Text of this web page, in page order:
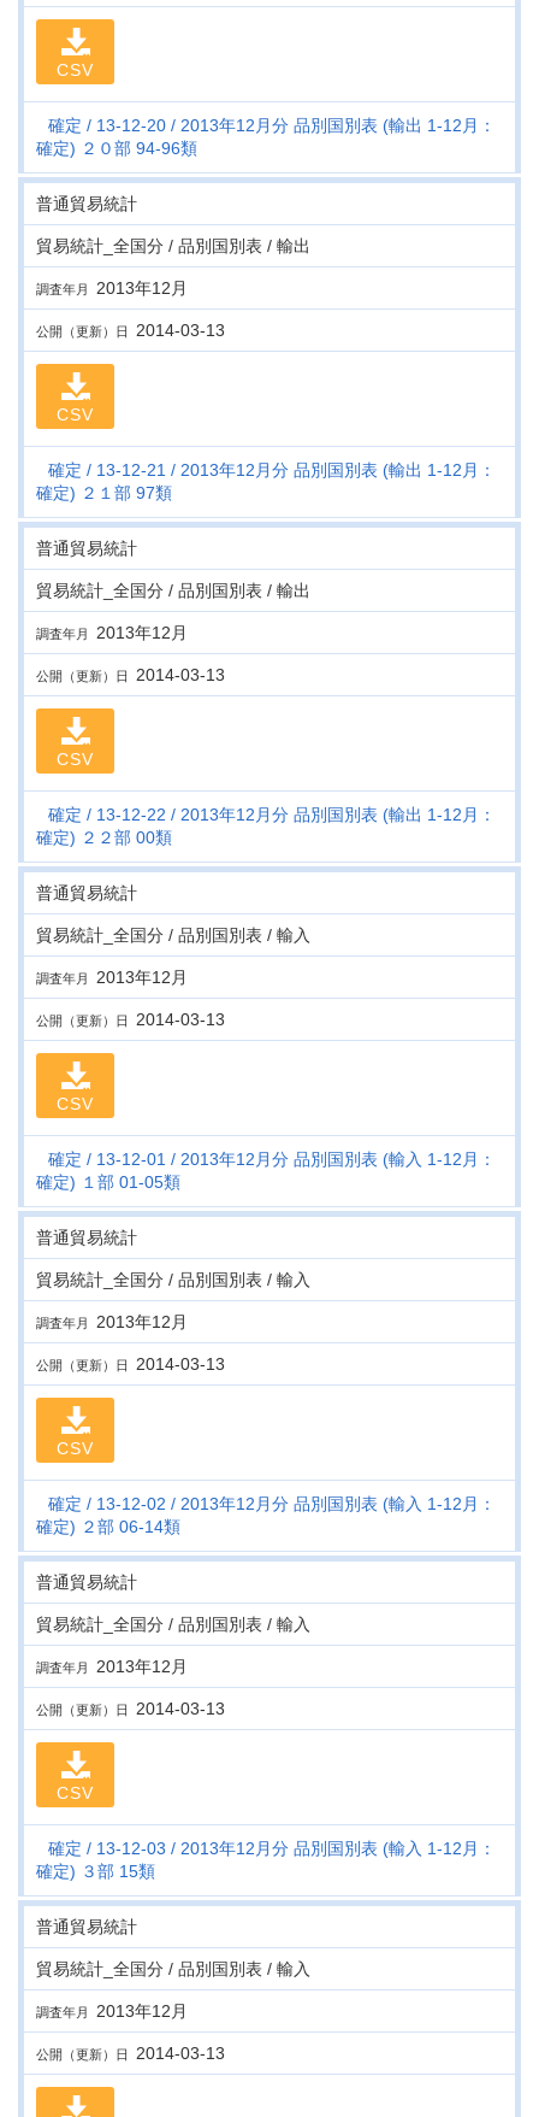
CSV
確定 13-12-20
2013年12月分 品別国別表 (輸出 1-12月：
確定) ２０部 94-96類
普通貿易統計
貿易統計_全国分 / 品別国別表 / 輸出
調査年月 2013年12月
公開（更新）日 2014-03-13
CSV
確定 13-12-21
2013年12月分 品別国別表 (輸出 1-12月：
確定) ２１部 97類
普通貿易統計
貿易統計_全国分 / 品別国別表 / 輸出
調査年月 2013年12月
公開（更新）日 2014-03-13
CSV
確定 13-12-22
2013年12月分 品別国別表 (輸出 1-12月：
確定) ２２部 00類
普通貿易統計
貿易統計_全国分 / 品別国別表 / 輸入
調査年月 2013年12月
公開（更新）日 2014-03-13
CSV
確定 13-12-01
2013年12月分 品別国別表 (輸入 1-12月：
確定) １部 01-05類
普通貿易統計
貿易統計_全国分 / 品別国別表 / 輸入
調査年月 2013年12月
公開（更新）日 2014-03-13
CSV
確定 13-12-02
2013年12月分 品別国別表 (輸入 1-12月：
確定) ２部 06-14類
普通貿易統計
貿易統計_全国分 / 品別国別表 / 輸入
調査年月 2013年12月
公開（更新）日 2014-03-13
CSV
確定 13-12-03
2013年12月分 品別国別表 (輸入 1-12月：
確定) ３部 15類
普通貿易統計
貿易統計_全国分 / 品別国別表 / 輸入
調査年月 2013年12月
公開（更新）日 2014-03-13